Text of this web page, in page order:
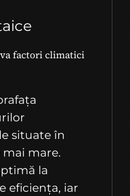
factori climatici
situate în
mare.
la
eficiența, iar